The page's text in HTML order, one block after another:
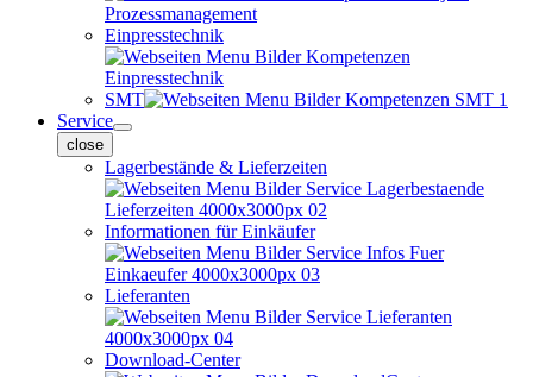
Einpresstechnik
SMT
Service
close
Lagerbestände & Lieferzeiten
Informationen für Einkäufer
Lieferanten
Download-Center